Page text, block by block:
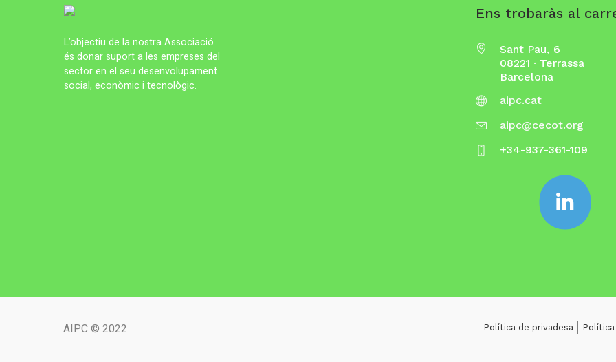
L’objectiu de la nostra Associació
és donar suport a les empreses del
sector en el seu desenvolupament
social, econòmic i tecnològic.
Ens trobaràs al
Sant Pau, 6
08221 · Terrassa
Barcelona
aipc.cat
aipc@cecot.org
+34-937-361-109
AIPC © 2022 Política de privadesa